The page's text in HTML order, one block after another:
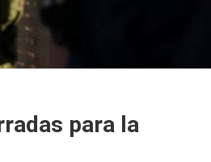
para la